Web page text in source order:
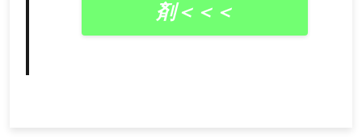
剤＜＜＜